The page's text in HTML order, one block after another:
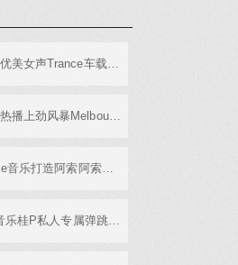
抖音热播全优美女声Trance车载嗨摇篇 DJ健锋
沈阳风小红热播上劲风暴MelbournE舞曲大碟 DJ亚君
FunkyHouse音乐打造阿索阿索红色妖姬专辑 Dj建仔
LakHouse音乐桂P私人专属弹跳专辑 Dj钢仔